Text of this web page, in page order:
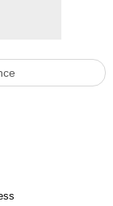
maximum, voir